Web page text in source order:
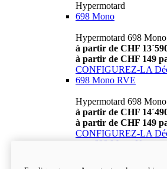
Hypermotard
698 Mono
Hypermotard 698 Mono
à partir de CHF
à partir de CHF 149
CONFIGUREZ-LA
698 Mono RVE
Hypermotard 698
à partir de CHF
à partir de CHF 149
CONFIGUREZ-LA
698 Mono Nera
Hypermotard 698 Mono